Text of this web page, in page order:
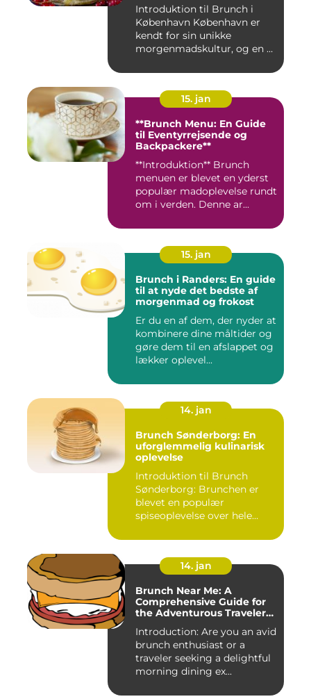
Introduktion til Brunch i
København København er
kendt for sin unikke
morgenmadskultur, og en af
15. jan
**Brunch Menu: En Guide
til Eventyrrejsende og
Backpackere**
**Introduktion** Brunch
menuen er blevet en yderst
populær madoplevelse rundt
om i verden. Denne ar...
15. jan
Brunch i Randers: En guide
til at nyde det bedste af
morgenmad og frokost
Er du en af dem, der nyder at
kombinere dine måltider og
gøre dem til en afslappet og
lækker oplevel...
14. jan
Brunch Sønderborg: En
uforglemmelig kulinarisk
oplevelse
Introduktion til Brunch
Sønderborg: Brunchen er
blevet en populær
spiseoplevelse over hele
14. jan
Brunch Near Me: A
Comprehensive Guide for
the Adventurous Traveler
Introduction: Are you an avid
brunch enthusiast or a
traveler seeking a delightful
morning dining ex...